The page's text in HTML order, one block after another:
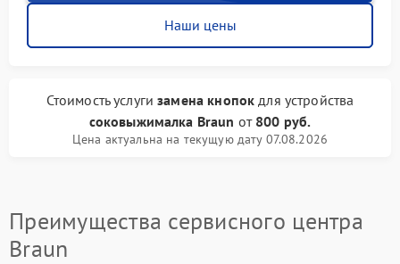
Наши цены
Стоимость услугизамена кнопок для устройства
соковыжималка Braun от 800 руб.
Цена актуальна на текущую дату 07.08.2026
Преимущества сервисного центра
Braun